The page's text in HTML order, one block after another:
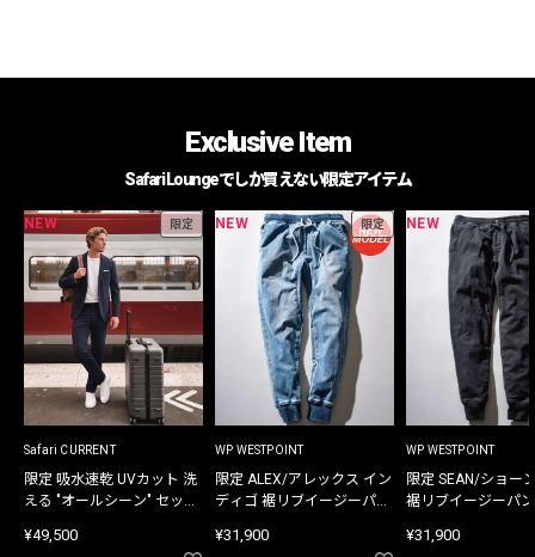
Exclusive Item
Safari Loungeでしか買えない限定アイテム
NEW 限定
Safari CURRENT
限定 吸水速乾 UVカット 洗
える "オールシーン" セット
¥49,500
NEW 限定
WP WESTPOINT
限定 ALEX/アレックス イン
ディゴ 裾リブイージーパン
¥31,900
NEW
WP WESTPOINT
限定 SEAN/ショー
裾リブイージーパ
¥31,900